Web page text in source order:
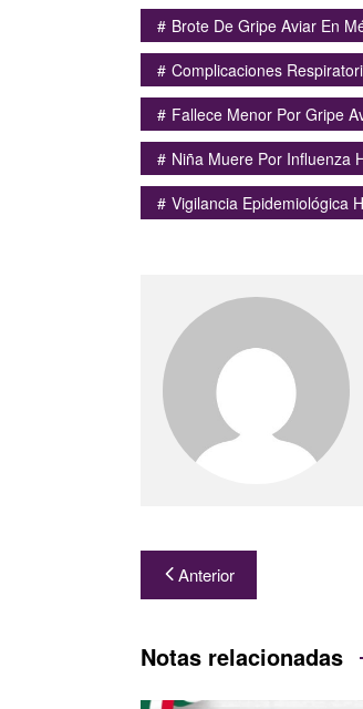
Brote De Gripe Aviar En
Complicaciones
Fallece Menor Por Gripe
Niña Muere Por Influenza
Vigilancia Epidemiológica
Navegación
de
entradas
Anterior
Notas relacionadas